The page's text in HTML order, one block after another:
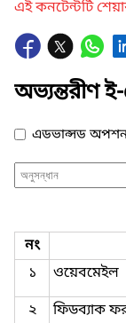
এই কনটেন্টটি
অভ্যন্তরীণ
এডভান্সড
নং
১
ওয়েবমেইল
২
ফিডব্যাক